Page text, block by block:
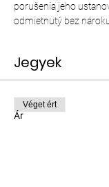
porušenia jeho
odmietnutý bez
Jegyek
Ár
Véget ért